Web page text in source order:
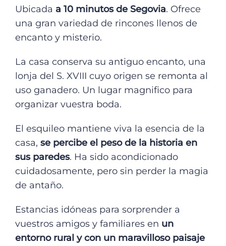
Ubicada a 10 minutos de Segovia. Ofrece
una gran variedad de rincones llenos de
encanto y misterio.
La casa conserva su antiguo encanto, una
lonja del S. XVIII cuyo origen se remonta al
uso ganadero. Un lugar magnifico para
organizar vuestra boda.
El esquileo mantiene viva la esencia de la
casa, se percibe el peso de la historia en
sus paredes. Ha sido acondicionado
cuidadosamente, pero sin perder la magia
de antaño.
Estancias idóneas para sorprender a
vuestros amigos y familiares en un
entorno rural y con un maravilloso paisaje